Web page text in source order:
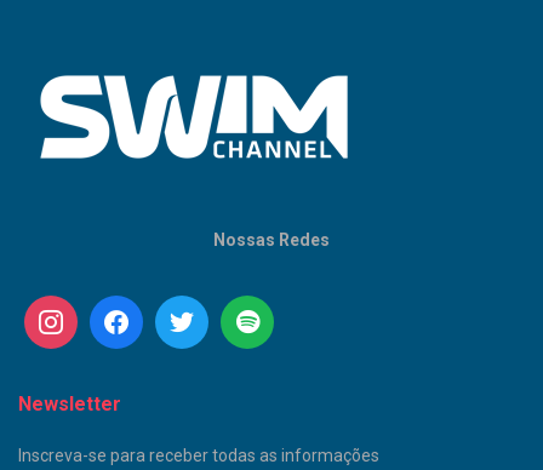
Nossas Redes
Newsletter
Inscreva-se para receber todas as informações